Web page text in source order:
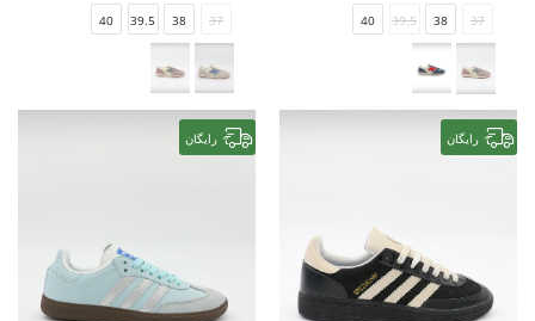
37
38
39.5
40
37
38
39.5
40
رایگان رایگان